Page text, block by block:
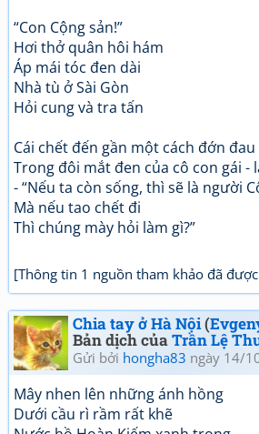
“Con Cộng sản!”
Hơi thở quân hôi hám
Áp mái tóc đen dài
Nhà tù ở Sài Gòn
Hỏi cung và tra tấn
Cái chết đến gần một cách đớn đau
Trong đôi mắt đen của cô con gái -
- “Nếu ta còn sống, thì sẽ là người
Mà nếu tao chết đi
Thì chúng mày hỏi làm gì?”
[Thông tin 1 nguồn tham khảo đã
Chia tay ở Hà Nội(
Bản dịch củaTrần Lệ
Gửi bởi hongha83 ngày 14/
Mây nhen lên những ánh hồng
Dưới cầu rì rầm rất khẽ